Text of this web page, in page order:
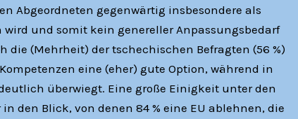
Abgeordneten gegenwärtig insbesondere als
und somit kein genereller Anpassungsbedarf
die (Mehrheit) der tschechischen Befragten (56 %)
eine (eher) gute Option, während in
überwiegt. Eine große Einigkeit unter den
den Blick, von denen 84 % eine EU ablehnen, die